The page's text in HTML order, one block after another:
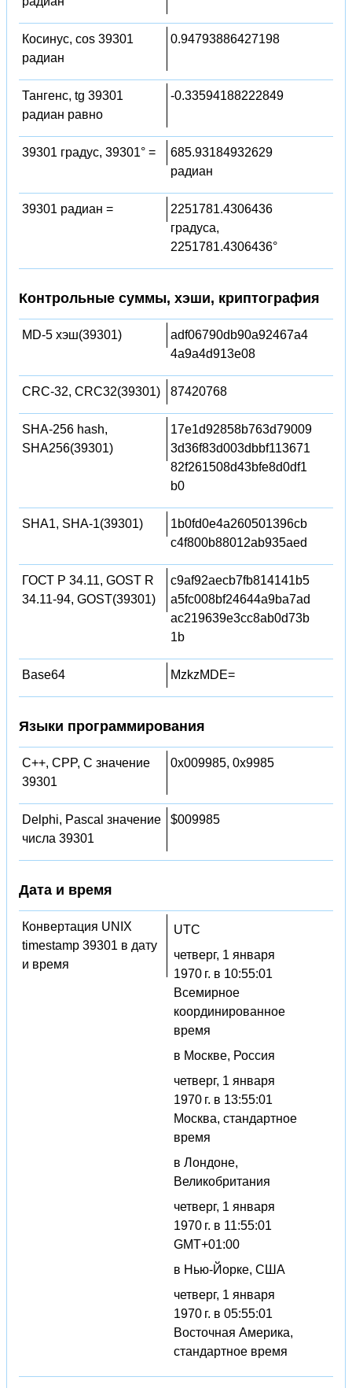
Косинус, cos 39301
радиан
0.94793886427198
Тангенс, tg 39301
радиан равно
-0.33594188222849
39301 градус, 39301° =
685.93184932629
радиан
39301 радиан =
2251781.4306436
градуса,
2251781.4306436°
Контрольные суммы, хэши, криптография
MD-5 хэш(39301)
adf06790db90a92467a4
4a9a4d913e08
CRC-32, CRC32(39301) 87420768
SHA-256 hash,
SHA256(39301)
17e1d92858b763d79009
3d36f83d003dbbf113671
82f261508d43bfe8d0df1
b0
SHA1, SHA-1(39301)
1b0fd0e4a260501396cb
c4f800b88012ab935aed
ГОСТ Р 34.11, GOST R
34.11-94, GOST(39301)
c9af92aecb7fb814141b5
a5fc008bf24644a9ba7ad
ac219639e3cc8ab0d73b
1b
Base64 MzkzMDE=
Языки программирования
C++, CPP, C значение
39301
0x009985, 0x9985
Delphi, Pascal значение
числа 39301
$009985
Дата и время
Конвертация UNIX
timestamp 39301 в дату
и время
UTC
четверг, 1 января
1970 г. в 10:55:01
Всемирное
координированное
время
в Москве, Россия
четверг, 1 января
1970 г. в 13:55:01
Москва, стандартное
время
в Лондоне,
Великобритания
четверг, 1 января
1970 г. в 11:55:01
GMT+01:00
в Нью-Йорке, США
четверг, 1 января
1970 г. в 05:55:01
Восточная Америка,
стандартное время